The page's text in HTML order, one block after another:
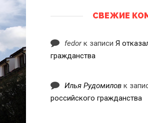
СВЕЖИЕ
fedorк записи Я
гражданства
Илья Рудомиловк
российского гражданства